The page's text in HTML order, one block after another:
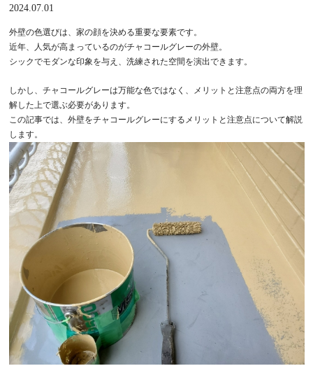
2024.07.01
外壁の色選びは、家の顔を決める重要な要素です。
近年、人気が高まっているのがチャコールグレーの外壁。
シックでモダンな印象を与え、洗練された空間を演出できます。
しかし、チャコールグレーは万能な色ではなく、メリットと注意点の両方を理
解した上で選ぶ必要があります。
この記事では、外壁をチャコールグレーにするメリットと注意点について解説
します。